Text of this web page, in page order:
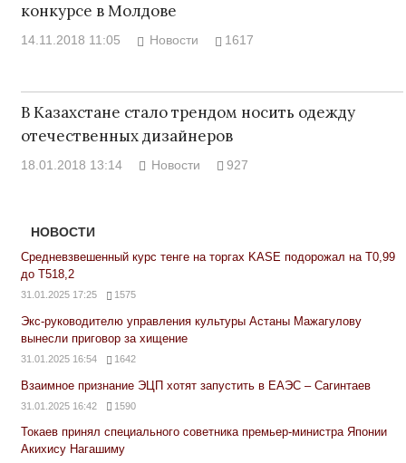
конкурсе в Молдове
14.11.2018 11:05 Новости 1617
В Казахстане стало трендом носить одежду
отечественных дизайнеров
18.01.2018 13:14 Новости 927
НОВОСТИ
Средневзвешенный курс тенге на торгах KASE подорожал на Т0,99
до Т518,2
31.01.2025 17:25 1575
Экс-руководителю управления культуры Астаны Мажагулову
вынесли приговор за хищение
31.01.2025 16:54 1642
Взаимное признание ЭЦП хотят запустить в ЕАЭС – Сагинтаев
31.01.2025 16:42 1590
Токаев принял специального советника премьер-министра Японии
Акихису Нагашиму